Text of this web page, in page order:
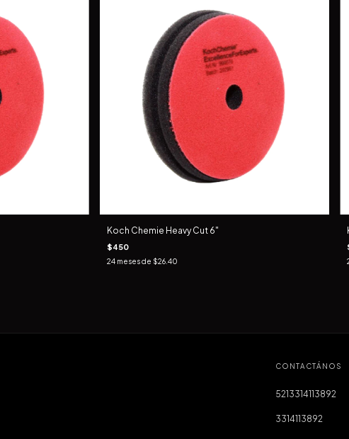
Koch Chemie Heavy Cut 6"
$450
24 meses de $26.40
CONTACTÁNOS
5213314113892
3314113892